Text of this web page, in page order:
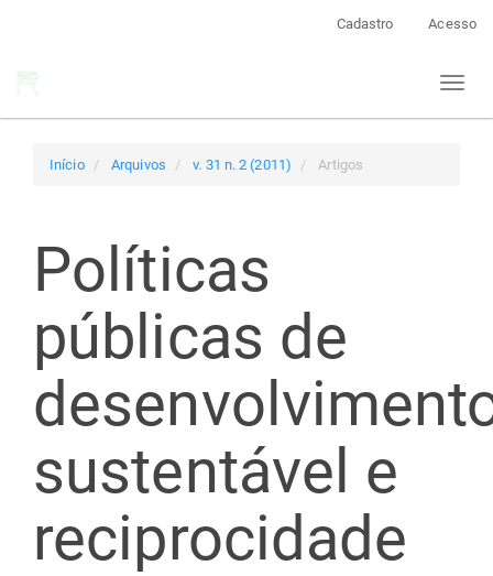
Cadastro Acesso
Toggle
Início Arquivos v. 31 n. 2 (2011) Artigos
Políticas
públicas de
sustentável e
reciprocidade